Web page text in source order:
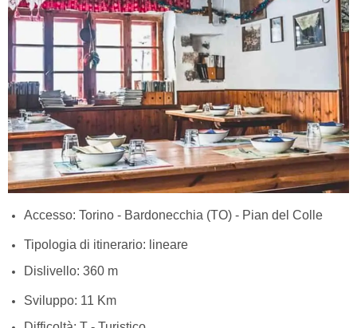
Accesso: Torino - Bardonecchia (TO) - Pian del Colle
Tipologia di itinerario: lineare
Dislivello: 360 m
Sviluppo: 11 Km